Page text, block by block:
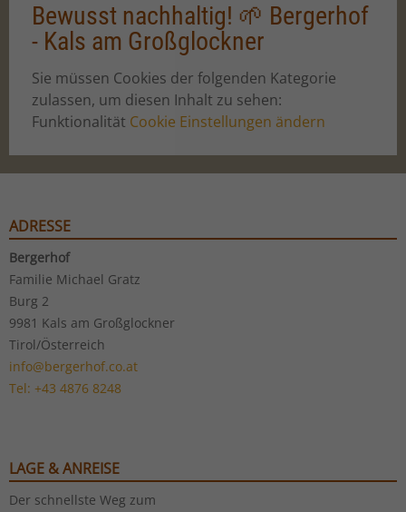
Bewusst nachhaltig! 🌱 Bergerhof
- Kals am Großglockner
Sie müssen Cookies der folgenden Kategorie
zulassen, um diesen Inhalt zu sehen:
Funktionalität Cookie Einstellungen ändern
ADRESSE
Bergerhof
Familie Michael Gratz
Burg 2
9981 Kals am Großglockner
Tirol/Österreich
info@bergerhof.co.at
Tel: +43 4876 8248
LAGE & ANREISE
Der schnellste Weg zum